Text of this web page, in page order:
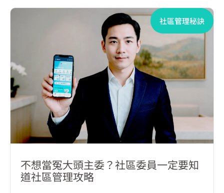
社區管理秘訣
不想當冤大頭主委？社區委員一定要知
道社區管理攻略